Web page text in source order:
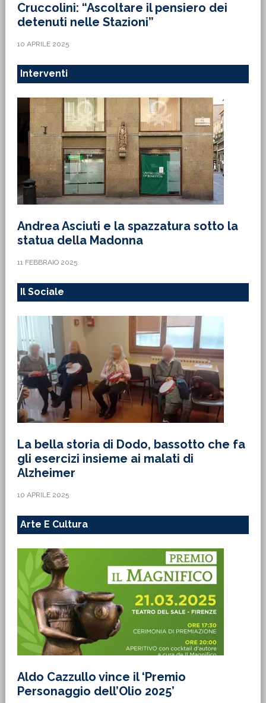
Cruccolini: “Ascoltare il pensiero dei
detenuti nelle Stazioni”
10 APRILE 2025
Interventi
Andrea Asciuti e la spazzatura sotto la
statua della Madonna
11 FEBBRAIO 2025
Il Sociale
La bella storia di Dodo, bassotto che fa
gli esercizi insieme ai malati di
Alzheimer
10 APRILE 2025
Arte E Cultura
Aldo Cazzullo vince il ‘Premio
Personaggio dell’Olio 2025’